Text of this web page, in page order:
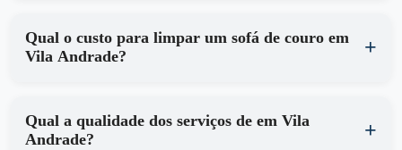
Qual o custo para limpar um sofá de couro em
Vila Andrade?
Qual a qualidade dos serviços de em Vila
Andrade?